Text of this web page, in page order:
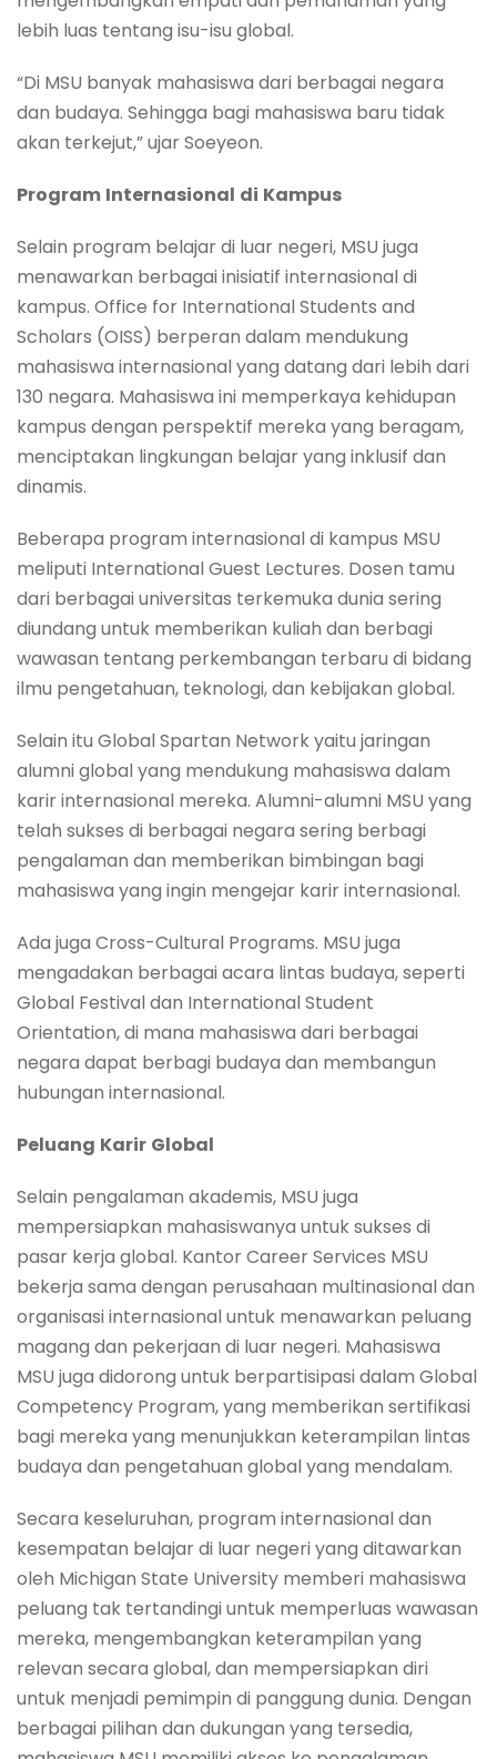
lebih luas tentang isu-isu global.
“Di MSU banyak mahasiswa dari berbagai negara
dan budaya. Sehingga bagi mahasiswa baru tidak
akan terkejut,” ujar Soeyeon.
Program Internasional di Kampus
Selain program belajar di luar negeri, MSU juga
menawarkan berbagai inisiatif internasional di
kampus. Office for International Students and
Scholars (OISS) berperan dalam mendukung
mahasiswa internasional yang datang dari lebih dari
130 negara. Mahasiswa ini memperkaya kehidupan
kampus dengan perspektif mereka yang beragam,
menciptakan lingkungan belajar yang inklusif dan
dinamis.
Beberapa program internasional di kampus MSU
meliputi International Guest Lectures. Dosen tamu
dari berbagai universitas terkemuka dunia sering
diundang untuk memberikan kuliah dan berbagi
wawasan tentang perkembangan terbaru di bidang
ilmu pengetahuan, teknologi, dan kebijakan global.
Selain itu Global Spartan Network yaitu jaringan
alumni global yang mendukung mahasiswa dalam
karir internasional mereka. Alumni-alumni MSU yang
telah sukses di berbagai negara sering berbagi
pengalaman dan memberikan bimbingan bagi
mahasiswa yang ingin mengejar karir internasional.
Ada juga Cross-Cultural Programs. MSU juga
mengadakan berbagai acara lintas budaya, seperti
Global Festival dan International Student
Orientation, di mana mahasiswa dari berbagai
negara dapat berbagi budaya dan membangun
hubungan internasional.
Peluang Karir Global
Selain pengalaman akademis, MSU juga
mempersiapkan mahasiswanya untuk sukses di
pasar kerja global. Kantor Career Services MSU
bekerja sama dengan perusahaan multinasional dan
organisasi internasional untuk menawarkan peluang
magang dan pekerjaan di luar negeri. Mahasiswa
MSU juga didorong untuk berpartisipasi dalam Global
Competency Program, yang memberikan sertifikasi
bagi mereka yang menunjukkan keterampilan lintas
budaya dan pengetahuan global yang mendalam.
Secara keseluruhan, program internasional dan
kesempatan belajar di luar negeri yang ditawarkan
oleh Michigan State University memberi mahasiswa
peluang tak tertandingi untuk memperluas wawasan
mereka, mengembangkan keterampilan yang
relevan secara global, dan mempersiapkan diri
untuk menjadi pemimpin di panggung dunia. Dengan
berbagai pilihan dan dukungan yang tersedia,